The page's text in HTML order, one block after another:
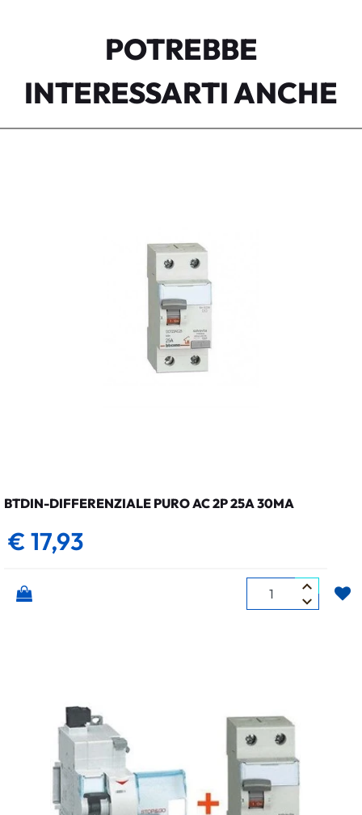
POTREBBE
INTERESSARTI ANCHE
BTDIN-DIFFERENZIALE PURO AC 2P 25A 30MA
€ 17,93
Quantità